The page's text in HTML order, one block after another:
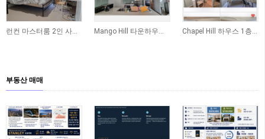
런컨 마스터룸 2인 사실분 구합니다!! 8/17부터 Mango Hill 타운하우스 렌트 (즉시가능 ~ 12.6. (일부가능) / 전체 or 방… Chapel Hill 하우스 1층 독방 2개 쉐어생 구합니다 (비흡연 / 빌 포함)
부동산 매매